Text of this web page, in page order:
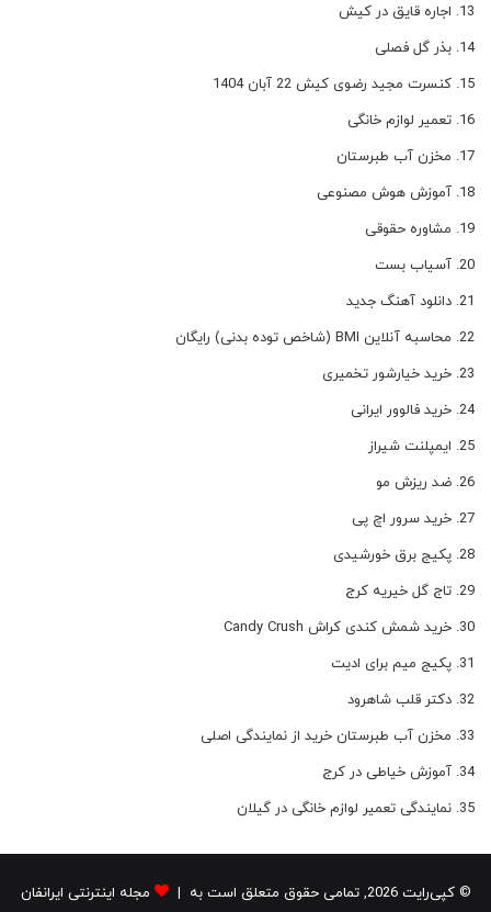
اجاره قایق در کیش
بذر گل فصلی
کنسرت مجید رضوی کیش 22 آبان 1404
تعمیر لوازم خانگی
مخزن آب طبرستان
آموزش هوش مصنوعی
مشاوره حقوقی
آسیاب بست
دانلود آهنگ جدید
محاسبه آنلاین BMI (شاخص توده بدنی) رایگان
خرید خیارشور تخمیری
خرید فالوور ایرانی
ایمپلنت شیراز
ضد ریزش مو
خرید سرور اچ پی
پکیج برق خورشیدی
تاج گل خیریه کرج
خرید شمش کندی کراش Candy Crush
پکیج میم برای ادیت
دکتر قلب شاهرود
مخزن آب طبرستان خرید از نمایندگی اصلی
آموزش خیاطی در کرج
نمایندگی تعمیر لوازم خانگی در گیلان
© کپی‌رایت 2026, تمامی حقوق متعلق است به | مجله اینترنتی ایرانفان